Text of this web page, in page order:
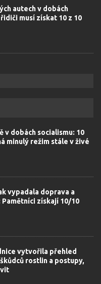
autech v dobách
musí získat 10 z 10
v dobách socialismu: 10
minulý režim stále v živé
vypadala doprava a
Pamětníci získají 10/10
vytvořila přehled
rostlin a postupy,